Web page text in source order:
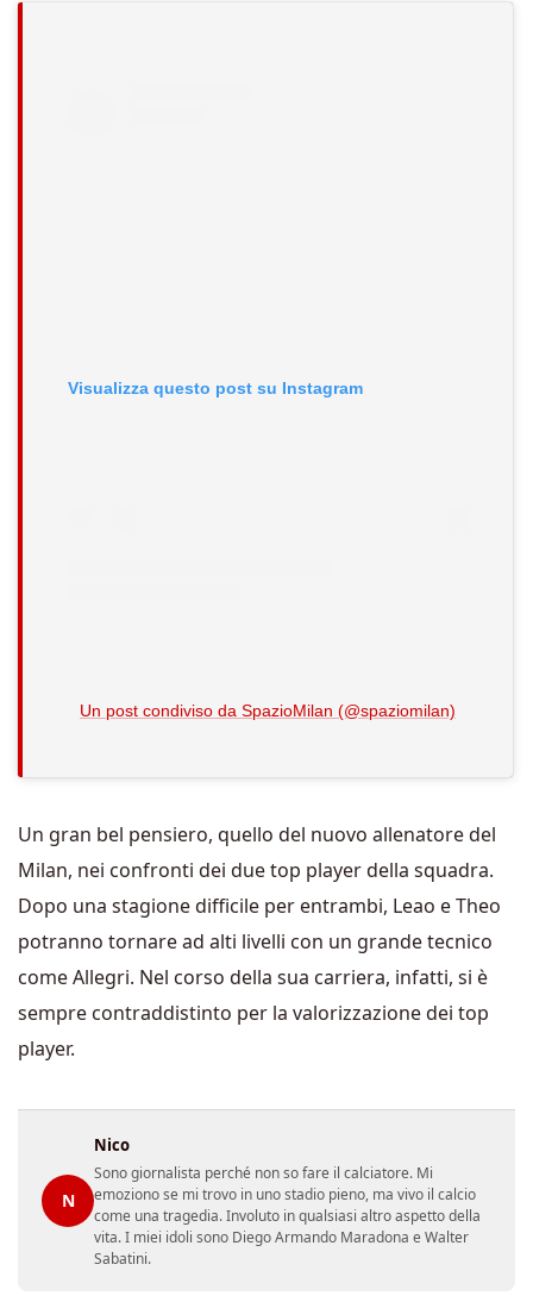
Visualizza questo post su Instagram
Un post condiviso da SpazioMilan (@spaziomilan)
Un gran bel pensiero, quello del nuovo allenatore del
Milan, nei confronti dei due top player della squadra.
Dopo una stagione difficile per entrambi, Leao e Theo
potranno tornare ad alti livelli con un grande tecnico
come Allegri. Nel corso della sua carriera, infatti, si è
sempre contraddistinto per la valorizzazione dei top
player.
N
Nico
Sono giornalista perché non so fare il calciatore. Mi
emoziono se mi trovo in uno stadio pieno, ma vivo il calcio
come una tragedia. Involuto in qualsiasi altro aspetto della
vita. I miei idoli sono Diego Armando Maradona e Walter
Sabatini.